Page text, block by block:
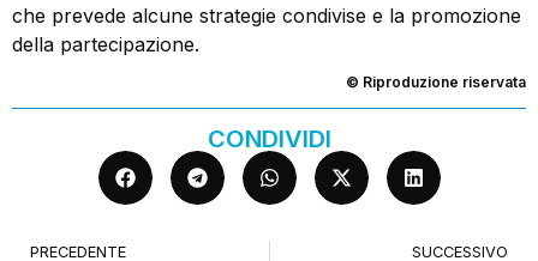
che prevede alcune strategie condivise e la promozione
della partecipazione.
© Riproduzione riservata
CONDIVIDI
PRECEDENTE SUCCESSIVO